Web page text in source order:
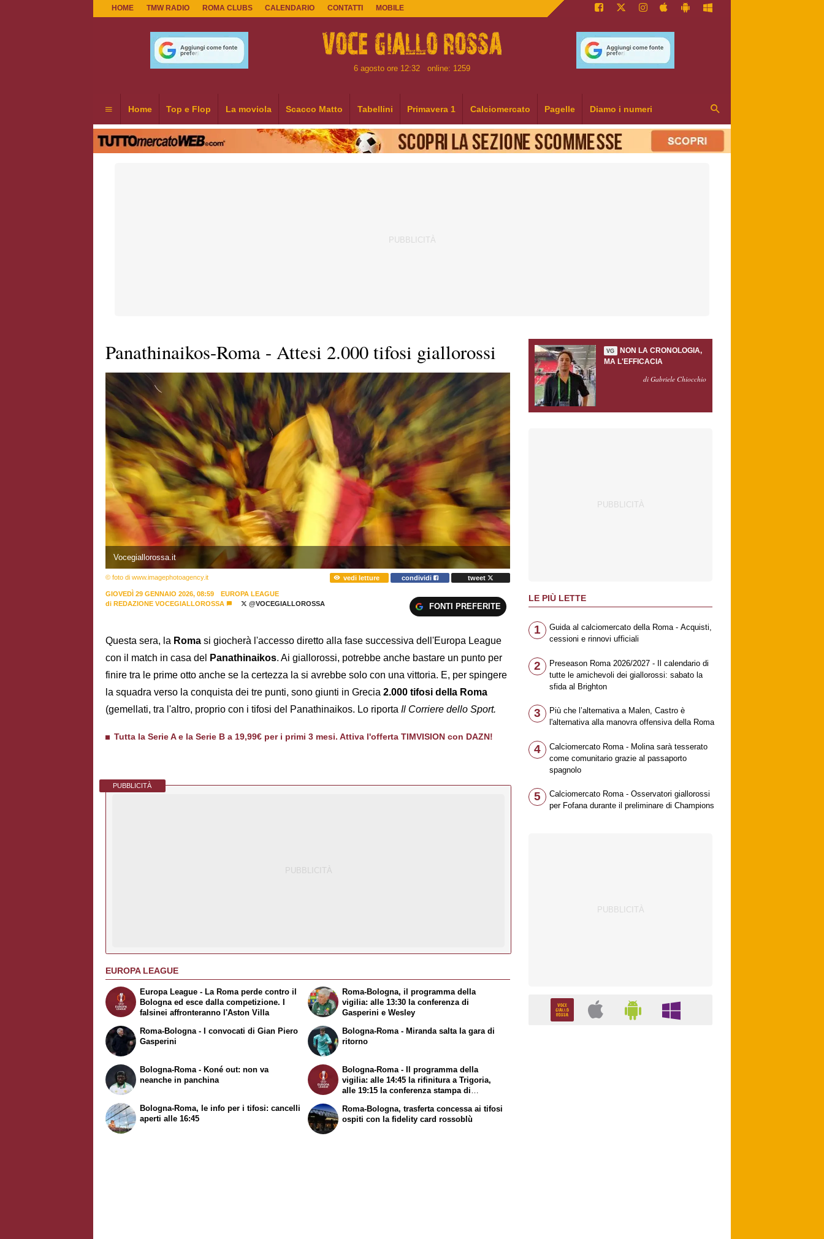
HOME TMW RADIO ROMA CLUBS CALENDARIO CONTATTI MOBILE
6 agosto ore 12:32 online: 1259
Home Top e Flop La moviola Scacco Matto Tabellini Primavera 1 Calciomercato Pagelle Diamo i numeri
Panathinaikos-Roma - Attesi 2.000 tifosi giallorossi
Vocegiallorossa.it
© foto di www.imagephotoagency.it vedi letture condividi tweet
GIOVEDÌ 29 GENNAIO 2026, 08:59
EUROPA LEAGUE
di REDAZIONE VOCEGIALLOROSSA @VOCEGIALLOROSSA FONTI PREFERITE
Questa sera, la Roma si giocherà l'accesso diretto alla fase successiva dell'Europa League
con il match in casa del
Panathinaikos. Ai giallorossi, potrebbe anche bastare un punto per
finire tra le prime otto anche se la certezza la si avrebbe solo con una vittoria. E, per spingere
la squadra verso la conquista dei tre punti, sono giunti in Grecia 2.000 tifosi della Roma
(gemellati, tra l'altro, proprio con i tifosi del Panathinaikos. Lo riporta Il Corriere dello Sport.
Tutta la Serie A e la Serie B a 19,99€ per i primi 3 mesi. Attiva l'offerta TIMVISION con DAZN!
PUBBLICITÀ
EUROPA LEAGUE
Europa League - La Roma perde contro il
Bologna ed esce dalla competizione. I
falsinei affronteranno l'Aston Villa
Roma-Bologna - I convocati di Gian Piero
Gasperini
Roma-Bologna, il programma della
vigilia: alle 13:30 la conferenza di
Gasperini e Wesley
Bologna-Roma - Miranda salta la gara di
ritorno
Bologna-Roma - Koné out: non va
neanche in panchina
Bologna-Roma, le info per i tifosi: cancelli
aperti alle 16:45
Bologna-Roma - Il programma della
vigilia: alle 14:45 la rifinitura a Trigoria,
alle 19:15 la conferenza stampa di
Renato Dall'Ara
Roma-Bologna, trasferta concessa ai tifosi
ospiti con la fidelity card rossoblù
VG
NON LA CRONOLOGIA,
MA L'EFFICACIA
di Gabriele Chiocchio
LE PIÙ LETTE
1
Guida al calciomercato della Roma - Acquisti,
cessioni e rinnovi ufficiali
2
Preseason Roma 2026/2027 - Il calendario di
tutte le amichevoli dei giallorossi: sabato la
sfida al Brighton
3
Più che l’alternativa a Malen, Castro è
l'alternativa alla manovra offensiva della Roma
4
Calciomercato Roma - Molina sarà tesserato
come comunitario grazie al passaporto
spagnolo
5
Calciomercato Roma - Osservatori giallorossi
per Fofana durante il preliminare di Champions